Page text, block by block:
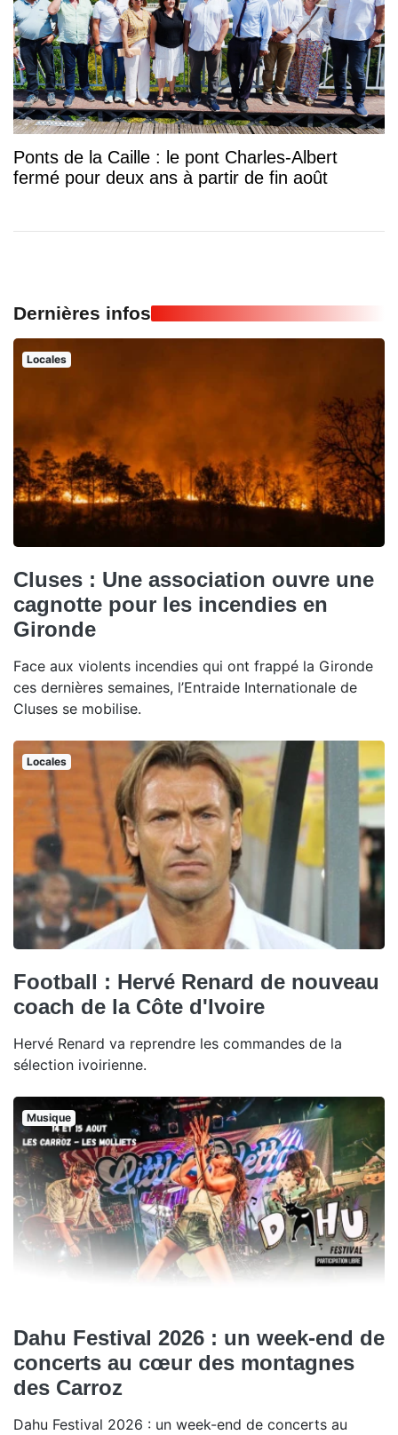
Ponts de la Caille : le pont Charles-Albert
fermé pour deux ans à partir de fin août
Dernières infos
Locales
Cluses : Une association ouvre une
cagnotte pour les incendies en
Gironde
Face aux violents incendies qui ont frappé la Gironde
ces dernières semaines, l’Entraide Internationale de
Cluses se mobilise.
Locales
Football : Hervé Renard de nouveau
coach de la Côte d'Ivoire
Hervé Renard va reprendre les commandes de la
sélection ivoirienne.
Musique
Dahu Festival 2026 : un week-end de
concerts au cœur des montagnes
des Carroz
Dahu Festival 2026 : un week-end de concerts au